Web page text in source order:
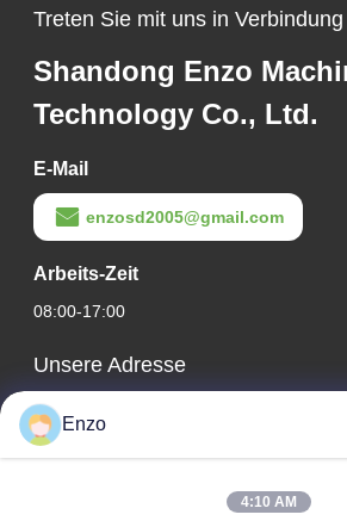
Treten Sie mit uns in Verbindung
Shandong Enzo
Technology Co., Ltd.
E-Mail
enzosd2005@gmail.com
Arbeits-Zeit
08:00-17:00
Unsere Adresse
Adresse des Unternehmens
Nr. 599, Zhangbei Road, Huantai County,
Enzo
4:10 AM